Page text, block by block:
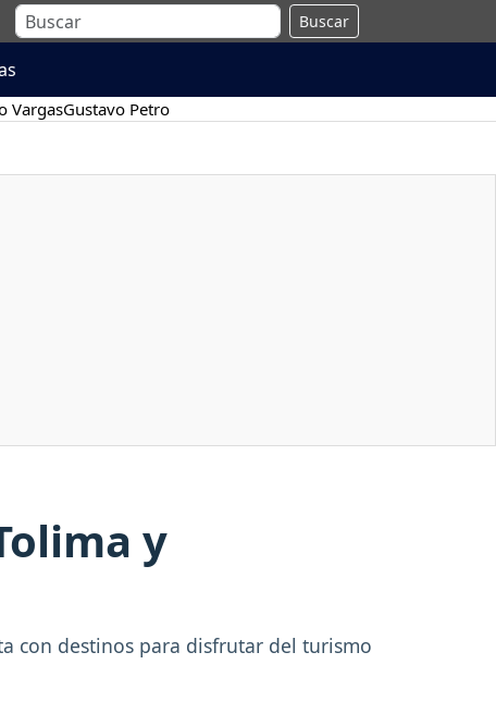
Buscar
VargasGustavo Petro
y
con destinos para disfrutar del turismo